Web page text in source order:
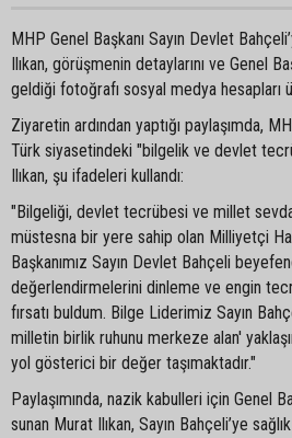
MHP Genel Başkanı Sayın Devlet
Ilıkan, görüşmenin detaylarını ve Genel
geldiği fotoğrafı sosyal medya hesapları
Ziyaretin ardından yaptığı paylaşımda,
Türk siyasetindeki "bilgelik ve devlet
Ilıkan, şu ifadeleri kullandı:
"Bilgeliği, devlet tecrübesi ve millet
müstesna bir yere sahip olan Milliyetçi
Başkanımız Sayın Devlet Bahçeli
değerlendirmelerini dinleme ve engin
fırsatı buldum. Bilge Liderimiz Sayın
milletin birlik ruhunu merkeze alan'
yol gösterici bir değer taşımaktadır."
Paylaşımında, nazik kabulleri için Genel
sunan Murat Ilıkan, Sayın Bahçeli’ye